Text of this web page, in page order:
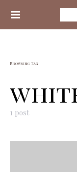
Search for:
Browsing Tag
1 post